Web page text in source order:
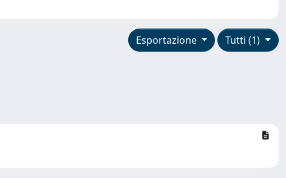
Tutti (1)
Esportazione